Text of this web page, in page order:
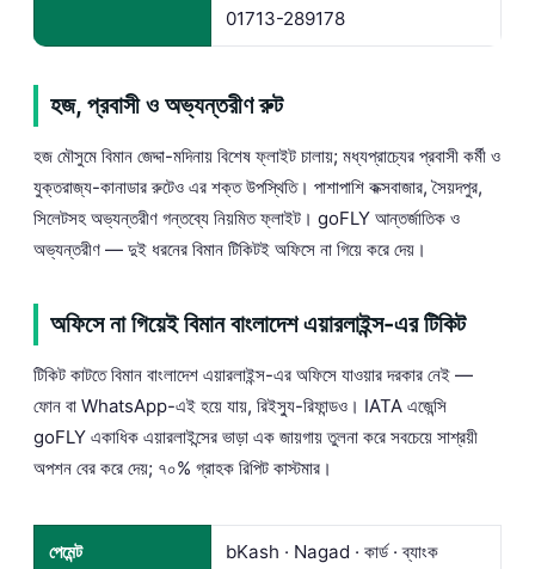
01713-289178
হজ, প্রবাসী ও অভ্যন্তরীণ রুট
হজ মৌসুমে বিমান জেদ্দা-মদিনায় বিশেষ ফ্লাইট চালায়; মধ্যপ্রাচ্যের প্রবাসী কর্মী ও
যুক্তরাজ্য-কানাডার রুটেও এর শক্ত উপস্থিতি। পাশাপাশি কক্সবাজার, সৈয়দপুর,
সিলেটসহ অভ্যন্তরীণ গন্তব্যে নিয়মিত ফ্লাইট। goFLY আন্তর্জাতিক ও
অভ্যন্তরীণ — দুই ধরনের বিমান টিকিটই অফিসে না গিয়ে করে দেয়।
অফিসে না গিয়েই বিমান বাংলাদেশ এয়ারলাইন্স-এর টিকিট
টিকিট কাটতে বিমান বাংলাদেশ এয়ারলাইন্স-এর অফিসে যাওয়ার দরকার নেই —
ফোন বা WhatsApp-এই হয়ে যায়, রিইস্যু-রিফান্ডও। IATA এজেন্সি
goFLY একাধিক এয়ারলাইন্সের ভাড়া এক জায়গায় তুলনা করে সবচেয়ে সাশ্রয়ী
অপশন বের করে দেয়; ৭০% গ্রাহক রিপিট কাস্টমার।
পেমেন্ট
bKash · Nagad · কার্ড · ব্যাংক